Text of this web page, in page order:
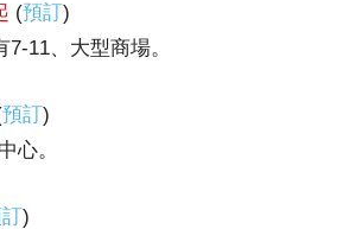
(預訂)
11、大型商場。
預訂)
心。
)